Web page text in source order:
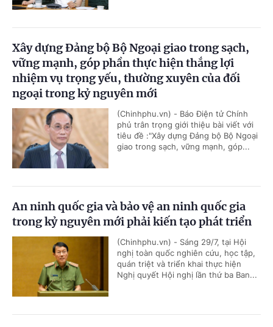
Xây dựng Đảng bộ Bộ Ngoại giao trong sạch,
vững mạnh, góp phần thực hiện thắng lợi
nhiệm vụ trọng yếu, thường xuyên của đối
ngoại trong kỷ nguyên mới
(Chinhphu.vn) - Báo Điện tử Chính
phủ trân trọng giới thiệu bài viết với
tiêu đề :"Xây dựng Đảng bộ Bộ Ngoại
giao trong sạch, vững mạnh, góp...
An ninh quốc gia và bảo vệ an ninh quốc gia
trong kỷ nguyên mới phải kiến tạo phát triển
(Chinhphu.vn) - Sáng 29/7, tại Hội
nghị toàn quốc nghiên cứu, học tập,
quán triệt và triển khai thực hiện
Nghị quyết Hội nghị lần thứ ba Ban...